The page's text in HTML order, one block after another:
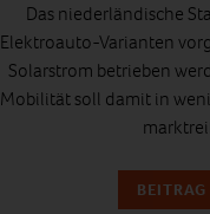
Das niederländische
Elektroauto-Varianten
Solarstrom betrieben
Mobilität soll damit in
BEITRAG